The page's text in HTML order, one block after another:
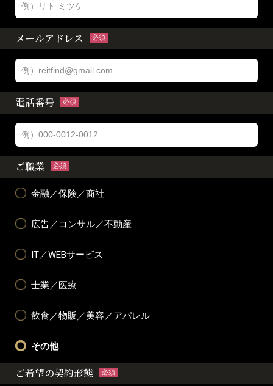
メールアドレス 必須
電話番号 必須
ご職業 必須
金融／保険／商社
広告／コンサル／不動産
IT／WEBサービス
士業／医療
飲食／物販／美容／アパレル
その他
ご希望の契約形態 必須